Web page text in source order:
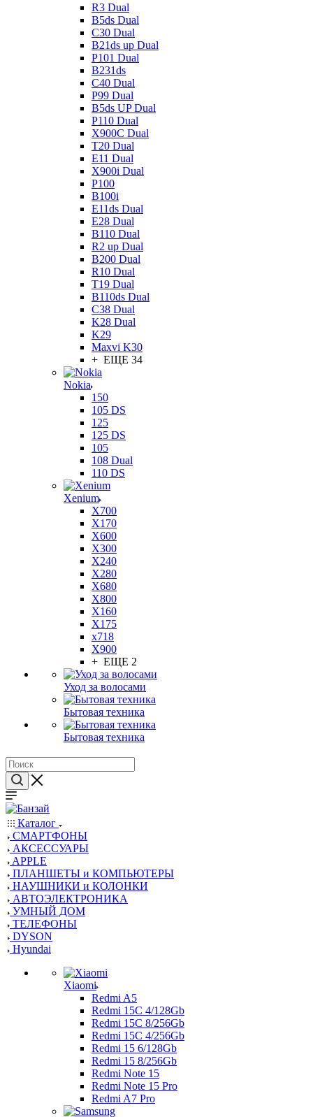
R3 Dual
B5ds Dual
C30 Dual
B21ds up Dual
P101 Dual
B231ds
C40 Dual
P99 Dual
B5ds UP Dual
P110 Dual
X900C Dual
T20 Dual
E11 Dual
X900i Dual
P100
B100i
E11ds Dual
E28 Dual
B110 Dual
R2 up Dual
B200 Dual
R10 Dual
T19 Dual
B110ds Dual
C38 Dual
K28 Dual
K29
Maxvi K30
+ ЕЩЕ 34
Nokia
150
105 DS
125
125 DS
105
108 Dual
110 DS
Xenium
X700
X170
X600
X300
X240
X280
X680
X800
X160
X175
x718
X900
+ ЕЩЕ 2
Уход за волосами
Бытовая техника
Бытовая техника
Каталог
СМАРТФОНЫ
АКСЕССУАРЫ
APPLE
ПЛАНШЕТЫ и КОМПЬЮТЕРЫ
НАУШНИКИ и КОЛОНКИ
АВТОЭЛЕКТРОНИКА
УМНЫЙ ДОМ
ТЕЛЕФОНЫ
DYSON
Hyundai
Xiaomi
Redmi A5
Redmi 15C 4/128Gb
Redmi 15C 8/256Gb
Redmi 15C 4/256Gb
Redmi 15 6/128Gb
Redmi 15 8/256Gb
Redmi Note 15
Redmi Note 15 Pro
Redmi A7 Pro